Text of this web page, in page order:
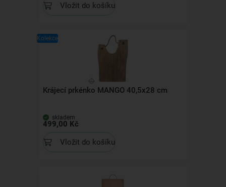
Vložit do košíku
Kolekce
Krájecí prkénko MANGO 40,5x28 cm
skladem
499,00 Kč
Vložit do košíku